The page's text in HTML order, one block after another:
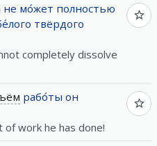
не мо́жет полностью
твёрдого
completely dissolve
рабо́ты он
of work he has done!